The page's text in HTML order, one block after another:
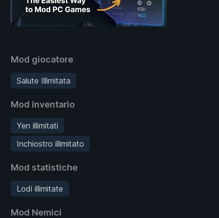
Mod giocatore
Salute Illimitata
Mod inventario
Yen illimitati
Inchiostro illimitato
Mod statistiche
Lodi illimitate
Mod Nemici